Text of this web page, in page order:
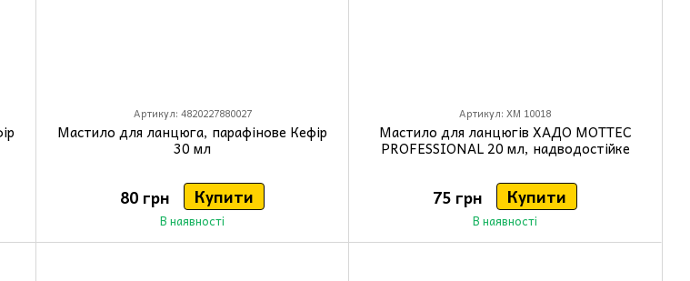
Артикул: 4820227880027
Мастило для ланцюга, парафінове Кефір
30 мл
80 грн Купити
В наявності
Артикул: XM 10018
Мастило для ланцюгів ХАДО MOTTEC
PROFESSIONAL 20 мл, надводостійке
75 грн Купити
В наявності